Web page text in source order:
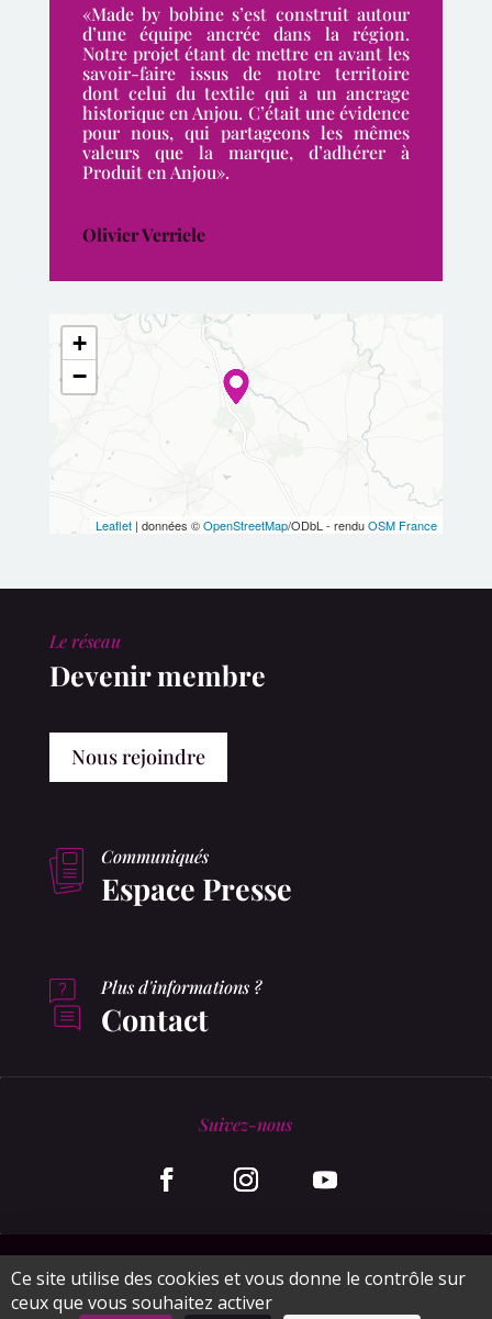
«Made by bobine s’est construit autour
d’une équipe ancrée dans la région.
Notre projet étant de mettre en avant les
savoir-faire issus de notre territoire
dont celui du textile qui a un ancrage
historique en Anjou. C’était une évidence
pour nous, qui partageons les mêmes
valeurs que la marque, d’adhérer à
Produit en Anjou».
Olivier Verriele
+
−
Leaflet | données ©OpenStreetMap/ODbL - renduOSM France
Le réseau
Devenir membre
Nous rejoindre
Communiqués
Espace Presse
Plus d'informations ?
Contact
Suivez-nous
© MonaGraphic 2020
Ce site utilise des cookies et vous donne le contrôle sur
ceux que vous souhaitez activer